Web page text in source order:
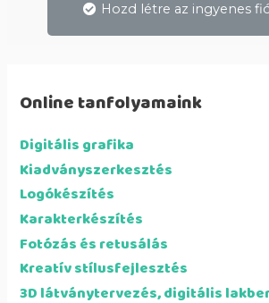
Hozd létre az ingyenes
Online tanfolyamaink
Digitális grafika
Kiadványszerkesztés
Logókészítés
Karakterkészítés
Fotózás és retusálás
Kreatív stílusfejlesztés
3D látványtervezés, digitális